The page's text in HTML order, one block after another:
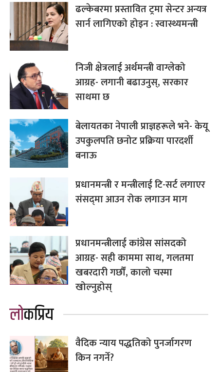
ढल्केबरमा प्रस्तावित ट्रमा सेन्टर अन्यत्र
सार्न लागिएको होइन : स्वास्थ्यमन्त्री
निजी क्षेत्रलाई अर्थमन्त्री वाग्लेको
आग्रह- लगानी बढाउनुस्, सरकार
साथमा छ
बेलायतका नेपाली प्राज्ञहरूले भने- केयू
उपकुलपति छनोट प्रक्रिया पारदर्शी
बनाऊ
प्रधानमन्त्री र मन्त्रीलाई टि-सर्ट लगाएर
संसद्‌मा आउन रोक लगाउन माग
प्रधानमन्त्रीलाई कांग्रेस सांसदको
आग्रह- सही काममा साथ, गलतमा
खबरदारी गर्छौं, कालो चस्मा
खोल्नुहोस्
लोकप्रिय
वैदिक न्याय पद्धतिको पुनर्जागरण
किन नगर्ने?